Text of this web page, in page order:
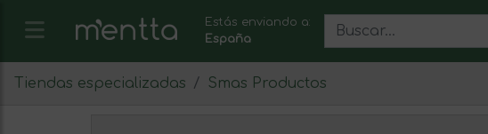
Estás enviando a:
España
Tiendas especializadas Smas Productos